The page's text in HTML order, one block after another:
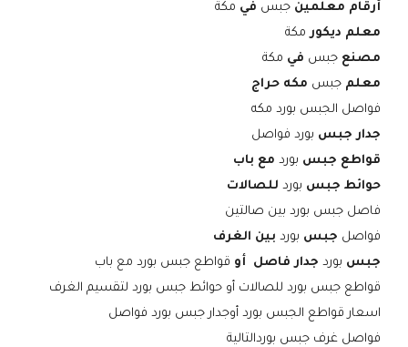
أرقام معلمين جبس في مكة
معلم ديكور مكة
مصنع جبس في مكة
معلم جبس مكه حراج
فواصل الجبس بورد مكه
جدار جبس بورد فواصل
قواطع جبس بورد مع باب
حوائط جبس بورد للصالات
فاصل جبس بورد بين صالتين
فواصل جبس بورد بين الغرف
جبس بورد جدار فاصل أو قواطع جبس بورد مع باب
قواطع جبس بورد للصالات أو حوائط جبس بورد لتقسيم الغرف
اسعار قواطع الجبس بورد أوجدار جبس بورد فواصل
فواصل غرف جبس بوردالتالية